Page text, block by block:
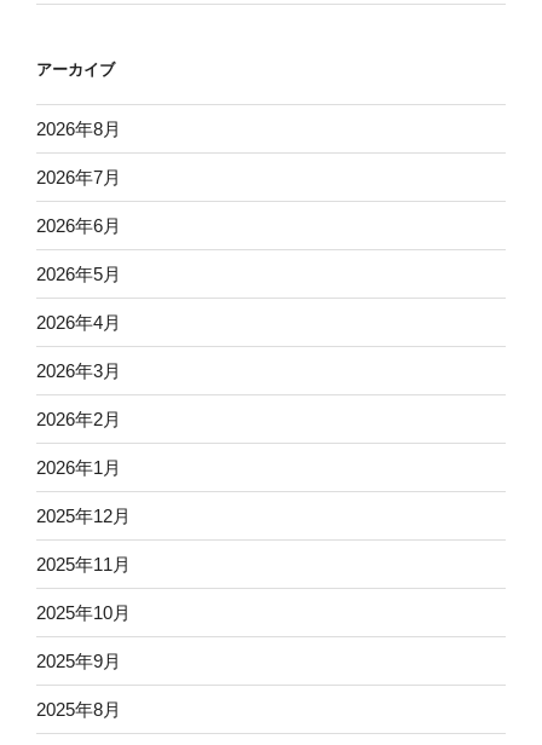
アーカイブ
2026年8月
2026年7月
2026年6月
2026年5月
2026年4月
2026年3月
2026年2月
2026年1月
2025年12月
2025年11月
2025年10月
2025年9月
2025年8月